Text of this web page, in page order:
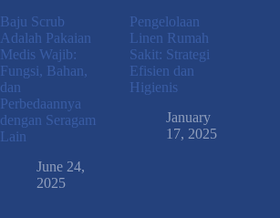
Baju Scrub
Adalah Pakaian
Medis Wajib:
Fungsi, Bahan,
dan
Perbedaannya
dengan Seragam
Lain
June 24,
2025
Pengelolaan
Linen Rumah
Sakit: Strategi
Efisien dan
Higienis
January
17, 2025